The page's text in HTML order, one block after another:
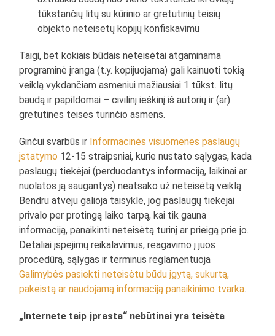
tūkstančių litų su kūrinio ar gretutinių teisių
objekto neteisėtų kopijų konfiskavimu
Taigi, bet kokiais būdais neteisėtai atgaminama
programinė įranga (t.y. kopijuojama) gali kainuoti tokią
veiklą vykdančiam asmeniui mažiausiai 1 tūkst. litų
baudą ir papildomai – civilinį ieškinį iš autorių ir (ar)
gretutines teises turinčio asmens.
Ginčui svarbūs ir Informacinės visuomenės paslaugų
įstatymo 12-15 straipsniai, kurie nustato sąlygas, kada
paslaugų tiekėjai (perduodantys informaciją, laikinai ar
nuolatos ją saugantys) neatsako už neteisėtą veiklą.
Bendru atveju galioja taisyklė, jog paslaugų tiekėjai
privalo per protingą laiko tarpą, kai tik gauna
informaciją, panaikinti neteisėtą turinį ar prieigą prie jo.
Detaliai įspėjimų reikalavimus, reagavimo į juos
procedūrą, sąlygas ir terminus reglamentuoja
Galimybės pasiekti neteisėtu būdu įgytą, sukurtą,
pakeistą ar naudojamą informaciją panaikinimo tvarka.
„Internete taip įprasta“ nebūtinai yra teisėta